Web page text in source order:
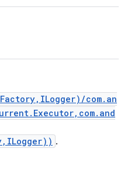
com.an
.